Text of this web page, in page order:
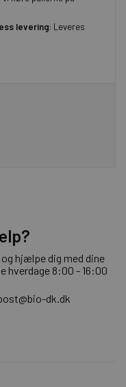
levering: Leveres
hjælpe dig med dine
hverdage 8:00 - 16:00
dk.dk